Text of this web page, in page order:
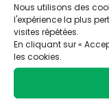
Nous utilisons des
l'expérience la plus
visites répétées.
En cliquant sur «
les cookies.